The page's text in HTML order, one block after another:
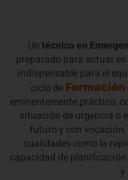
Untécnico en
preparado para actuar
indispensable para el
ciclo de Formación
eminentemente práctico,
situación de urgencia o
futuro y con
cualidades como la
capacidad de